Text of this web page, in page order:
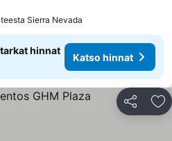
Sierra Nevada
hinnat
Katso hinnat
Jaa